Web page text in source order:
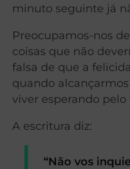
minuto seguinte já
Preocupamos-nos
coisas que não
falsa de que a
quando
viver esperando
A escritura diz:
“Não vos